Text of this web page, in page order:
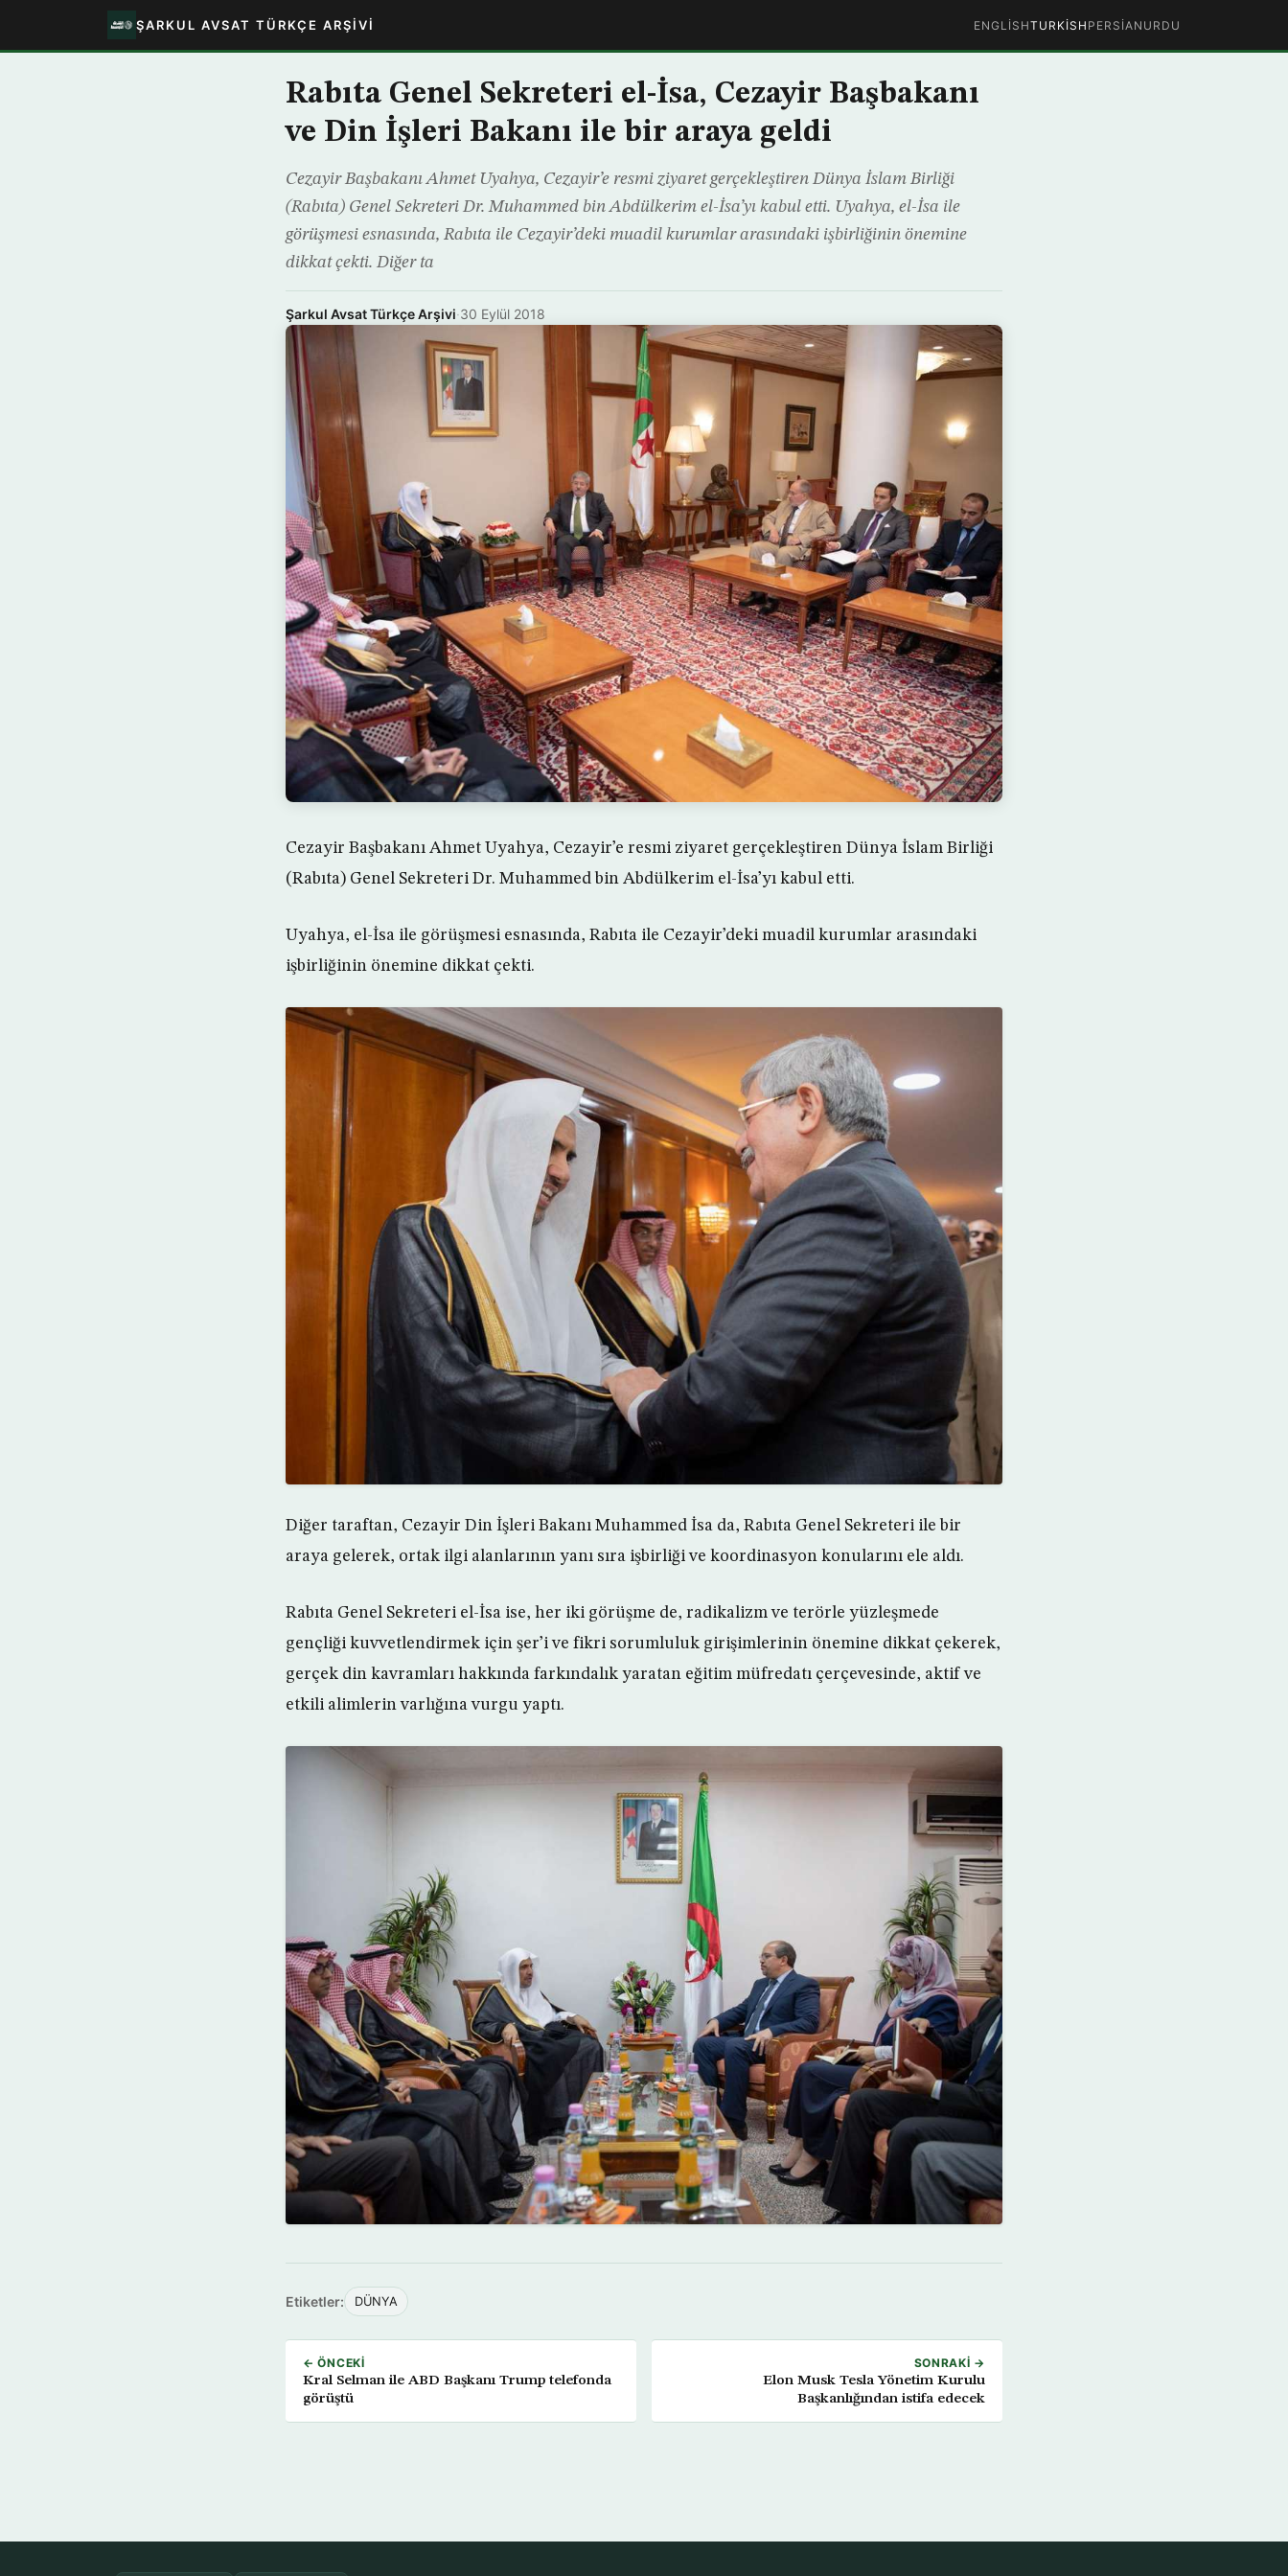
ŞARKUL AVSAT TÜRKÇE ARŞIVI ENGLISHTURKISH PERSIAN URDU
Rabıta Genel Sekreteri el-İsa, Cezayir Başbakanı
ve Din İşleri Bakanı ile bir araya geldi
Cezayir Başbakanı Ahmet Uyahya, Cezayir’e resmi ziyaret gerçekleştiren Dünya İslam Birliği
(Rabıta) Genel Sekreteri Dr. Muhammed bin Abdülkerim el-İsa’yı kabul etti. Uyahya, el-İsa ile
görüşmesi esnasında, Rabıta ile Cezayir’deki muadil kurumlar arasındaki işbirliğinin önemine
dikkat çekti. Diğer ta
Şarkul Avsat Türkçe Arşivi·30 Eylül 2018
Cezayir Başbakanı Ahmet Uyahya, Cezayir’e resmi ziyaret gerçekleştiren Dünya İslam Birliği
(Rabıta) Genel Sekreteri Dr. Muhammed bin Abdülkerim el-İsa’yı kabul etti.
Uyahya, el-İsa ile görüşmesi esnasında, Rabıta ile Cezayir’deki muadil kurumlar arasındaki
işbirliğinin önemine dikkat çekti.
Diğer taraftan, Cezayir Din İşleri Bakanı Muhammed İsa da, Rabıta Genel Sekreteri ile bir
araya gelerek, ortak ilgi alanlarının yanı sıra işbirliği ve koordinasyon konularını ele aldı.
Rabıta Genel Sekreteri el-İsa ise, her iki görüşme de, radikalizm ve terörle yüzleşmede
gençliği kuvvetlendirmek için şer’i ve fikri sorumluluk girişimlerinin önemine dikkat çekerek,
gerçek din kavramları hakkında farkındalık yaratan eğitim müfredatı çerçevesinde, aktif ve
etkili alimlerin varlığına vurgu yaptı.
Etiketler: DÜNYA
← ÖNCEKI
Kral Selman ile ABD Başkanı Trump telefonda
görüştü
SONRAKI →
Elon Musk Tesla Yönetim Kurulu
Başkanlığından istifa edecek